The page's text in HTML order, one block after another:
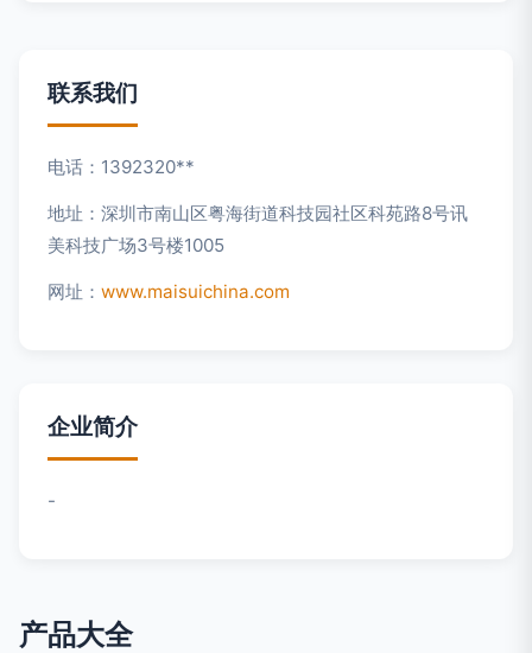
联系我们
电话：1392320**
地址：深圳市南山区粤海街道科技园社区科苑路8号讯
美科技广场3号楼1005
网址： www.maisuichina.com
企业简介
-
产品大全